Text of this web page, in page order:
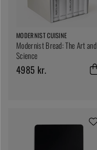
MODERNIST CUISINE
Modernist Bread: The Art and
Science
4985 kr.